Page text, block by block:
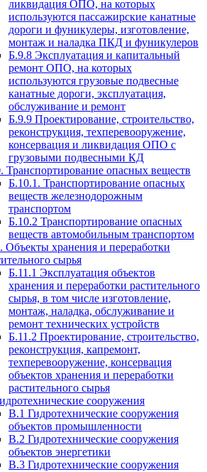
ликвидация ОПО, на которых
используются пассажирские канатные
дороги и фуникулеры, изготовление,
монтаж и наладка ПКД и фуникулеров
Б.9.8 Эксплуатация и капитальный
ремонт ОПО, на которых
используются грузовые подвесные
канатные дороги, эксплуатация,
обслуживание и ремонт
Б.9.9 Проектирование, строительство,
реконструкция, техперевооружение,
консервация и ликвидация ОПО с
грузовыми подвесными КД
Транспортирование опасных веществ
Б.10.1. Транспортирование опасных
веществ железнодорожным
транспортом
Б.10.2 Транспортирование опасных
веществ автомобильным транспортом
Объекты хранения и переработки
сырья
Б.11.1 Эксплуатация объектов
хранения и переработки растительного
сырья, в том числе изготовление,
монтаж, наладка, обслуживание и
ремонт технических устройств
Б.11.2 Проектирование, строительство,
реконструкция, капремонт,
техперевооружение, консервация
объектов хранения и переработки
растительного сырья
сооружения
В.1 Гидротехнические сооружения
объектов промышленности
В.2 Гидротехнические сооружения
объектов энергетики
В.3 Гидротехнические сооружения